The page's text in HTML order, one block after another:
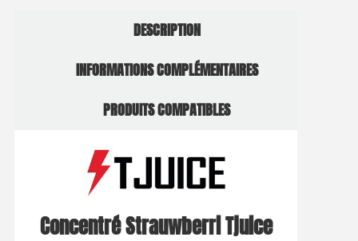
DESCRIPTION
INFORMATIONS COMPLÉMENTAIRES
PRODUITS COMPATIBLES
Concentré Strauwberri Tjuice